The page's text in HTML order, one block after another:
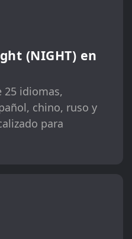
(NIGHT) en
25 idiomas,
chino, ruso y
para